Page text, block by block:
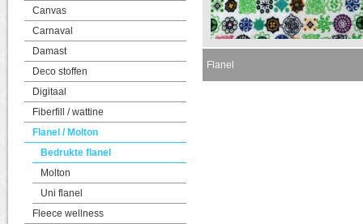
Canvas
Carnaval
Damast
Deco stoffen
Digitaal
Fiberfill / wattine
Flanel / Molton
Bedrukte flanel
Molton
Uni flanel
Fleece wellness
Flanel